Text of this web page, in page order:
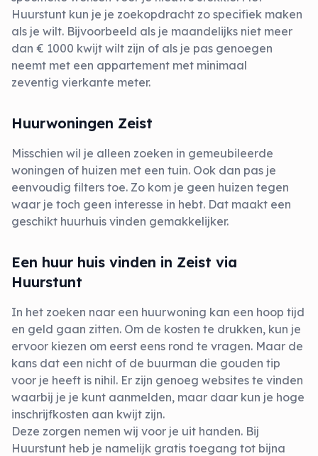
Huurstunt kun je je zoekopdracht zo specifiek maken
als je wilt. Bijvoorbeeld als je maandelijks niet meer
dan € 1000 kwijt wilt zijn of als je pas genoegen
neemt met een appartement met minimaal
zeventig vierkante meter.
Huurwoningen Zeist
Misschien wil je alleen zoeken in gemeubileerde
woningen of huizen met een tuin. Ook dan pas je
eenvoudig filters toe. Zo kom je geen huizen tegen
waar je toch geen interesse in hebt. Dat maakt een
geschikt huurhuis vinden gemakkelijker.
Een huur huis vinden in Zeist via
Huurstunt
In het zoeken naar een huurwoning kan een hoop tijd
en geld gaan zitten. Om de kosten te drukken, kun je
ervoor kiezen om eerst eens rond te vragen. Maar de
kans dat een nicht of de buurman die gouden tip
voor je heeft is nihil. Er zijn genoeg websites te vinden
waarbij je je kunt aanmelden, maar daar kun je hoge
inschrijfkosten aan kwijt zijn.
Deze zorgen nemen wij voor je uit handen. Bij
Huurstunt heb je namelijk gratis toegang tot bijna